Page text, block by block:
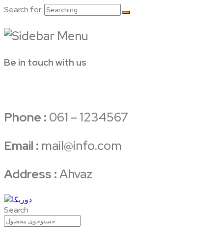
Search for:
Be in touch with us
Phone : 061 – 1234567
Email : mail@info.com
Address :Ahvaz
Search